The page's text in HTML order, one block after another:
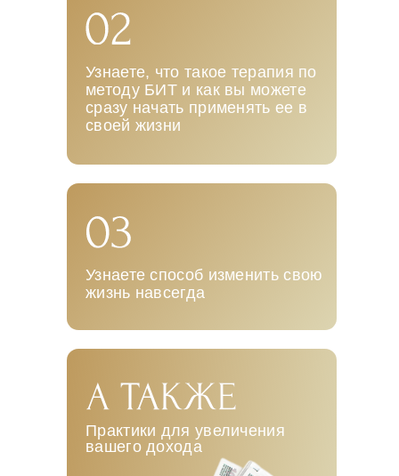
Узнаете способ изменить свою
жизнь навсегда
Практики для увеличения
вашего дохода
Узнаете, что такое терапия по
методу БИТ и как вы можете
сразу начать применять ее в
своей жизни